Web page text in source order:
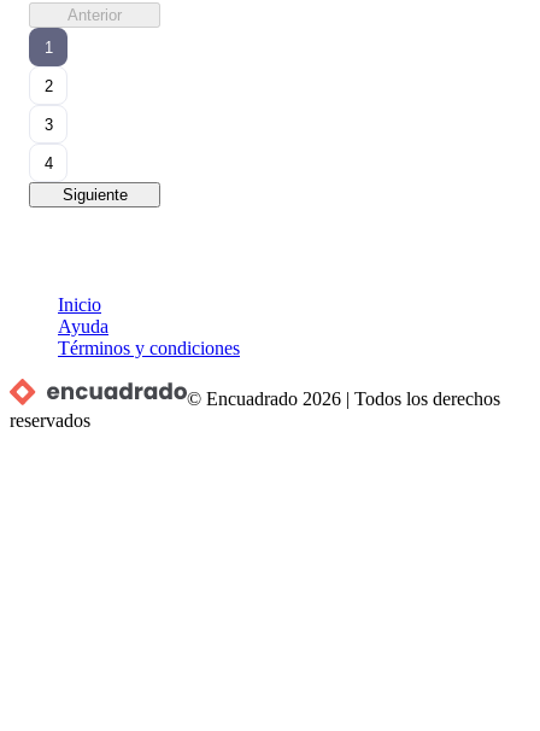
Anterior
1
2
3
4
Siguiente
Inicio
Ayuda
Términos y condiciones
© Encuadrado 2026 |Todos los derechos
reservados